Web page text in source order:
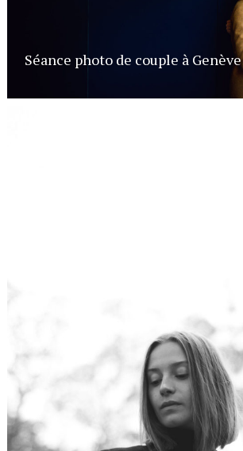
Séance photo de couple à Genève